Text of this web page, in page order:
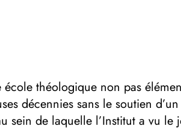
école théologique non pas
décennies sans le soutien
sein de laquelle l’Institut a vu